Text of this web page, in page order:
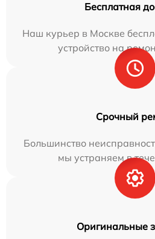
Бесплатная
Наш курьер в Москве
устройство на
Срочный
Большинство
мы устраняем в
Оригинальные